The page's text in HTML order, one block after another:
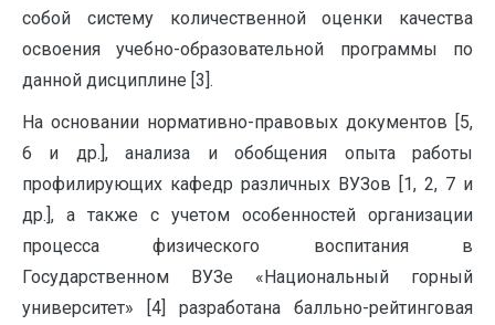
собой систему количественной оценки качества
освоения учебно-образовательной программы по
данной дисциплине [3].
На основании нормативно-правовых документов [5,
6 и др.], анализа и обобщения опыта работы
профилирующих кафедр различных ВУЗов [1, 2, 7 и
др.], а также с учетом особенностей организации
процесса физического воспитания в
Государственном ВУЗе «Национальный горный
университет» [4] разработана балльно-рейтинговая